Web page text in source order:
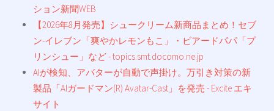
ション新聞WEB
【2026年8月発売】シュークリーム新商品まとめ！セブ
ン-イレブン「爽やかレモンもこ」・ビアードパパ「プ
リンシュー」など - topics.smt.docomo.ne.jp
AIが検知、アバターが自動で声掛け。万引き対策の新
製品「AIガードマン(R) Avatar-Cast」を発売 - Excite エキ
サイト